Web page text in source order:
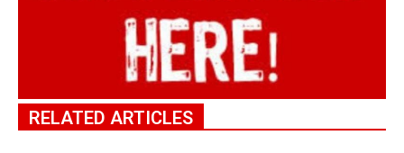
RELATED ARTICLES